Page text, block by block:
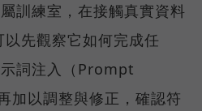
訓練室，在接觸真實資料
先觀察它如何完成任
詞注入（Prompt
以調整與修正，確認符